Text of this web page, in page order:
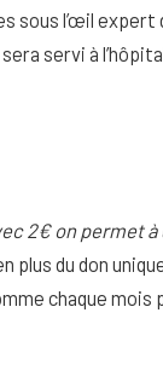
sous l’œil expert
servi à
2€ on permet
plus du don
chaque mois